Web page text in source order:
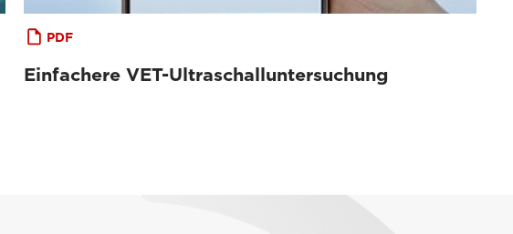
PDF
Einfachere VET-Ultraschalluntersuchung